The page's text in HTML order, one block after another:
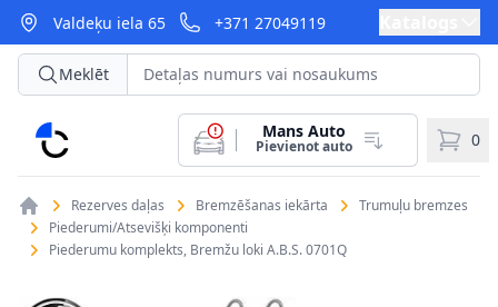
Valdeķu iela 65 +371 27049119
CarParts
Meklēt
Mans Auto
Pievienot auto 0
Rezerves daļas Bremzēšanas iekārta
Trumuļu bremzes
Piederumi/Atsevišķi komponenti
Piederumu komplekts, Bremžu loki A.B.S. 0701Q